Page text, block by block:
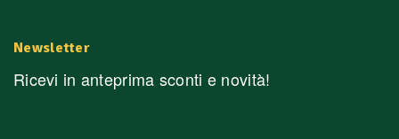
Newsletter
Ricevi in anteprima sconti e novità!